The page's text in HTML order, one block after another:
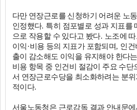
다만 연장근로를 신청하기 어려운 노
인정했다. 특히 점포별로 성과 지표를
으로 작용할 수 있다고 봤다. 노조에
이익·비용 등의 지표가 포함되며, 인건
출이 감소해도 이익을 유지해야 한다
비용 항목 중 인건비 절감이 주요 수단
서 연장근로수당을 최소화하려는 분
적이다.
서울노동청은 근로감독 결과 안내문